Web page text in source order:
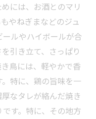
ートの楽しみ方
の新しい試み
めの盛り合わせメ
トの楽しみ方
の絆を深める方法
わう居酒屋の楽し
には、お酒とのマリ
やねぎまなどのジュ
ルやハイボールが合
引き立て、さっぱり
鳥には、軽やかで香
特に、鶏の旨味を一
なタレが絡んだ焼き
す。特に、その地方